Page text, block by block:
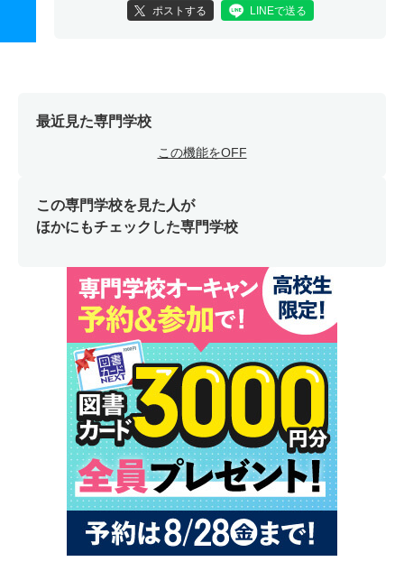
ポストする LINEで送る
最近見た専門学校
この機能をOFF
この専門学校を見た人が
ほかにもチェックした専門学校